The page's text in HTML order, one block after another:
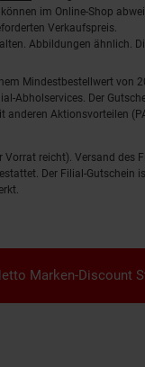
im Online-Shop
Verkaufspreis.
Abbildungen ähnlich.
Mindestbestellwert von
Abholservices. Der
Aktionsvorteilen
reicht). Versand
Der Filial-
Marken-Discount